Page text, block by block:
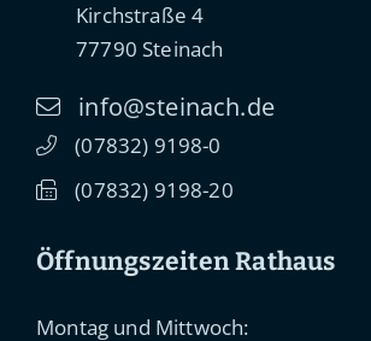
Kirchstraße 4
77790 Steinach
info@steinach.de
(07832) 91 98-0
(07832) 91 98-20
Öffnungszeiten Rathaus
Montag und Mittwoch: